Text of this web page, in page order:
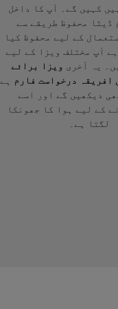
کہیں گے۔ آپ کا داخل
ڈیٹا محفوظ طریقے سے
کے لیے محفوظ کیا
آپ مختلف ویزا کے لیے
یہ آخری ویزا برائے
افریقہ درخواست فارم
ہے
دیکھیں گے اور اسے
کے لیے ہوا کا جھونکا
لگتا ہے۔